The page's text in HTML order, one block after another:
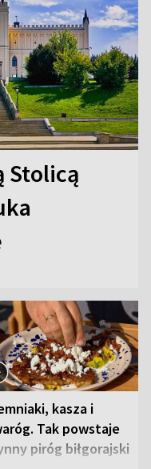
Stolicą
kasza i
Tak powstaje
piróg biłgorajski